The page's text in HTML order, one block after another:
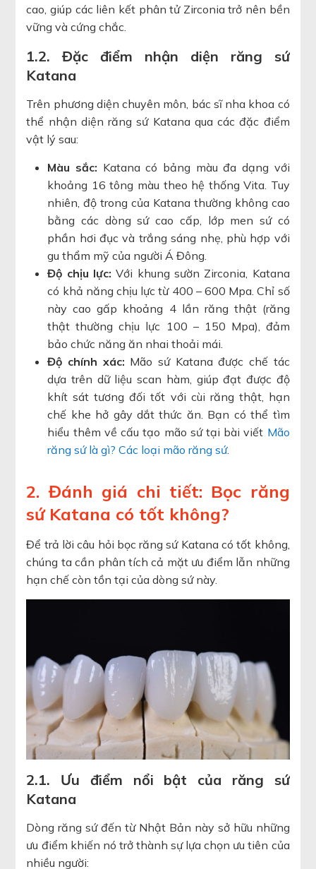
cao, giúp các liên kết phân tử Zirconia trở nên bền
vững và cứng chắc.
1.2. Đặc điểm nhận diện răng sứ
Katana
Trên phương diện chuyên môn, bác sĩ nha khoa có
thể nhận diện răng sứ Katana qua các đặc điểm
vật lý sau:
Màu sắc: Katana có bảng màu đa dạng với
khoảng 16 tông màu theo hệ thống Vita. Tuy
nhiên, độ trong của Katana thường không cao
bằng các dòng sứ cao cấp, lớp men sứ có
phần hơi đục và trắng sáng nhẹ, phù hợp với
gu thẩm mỹ của người Á Đông.
Độ chịu lực: Với khung sườn Zirconia, Katana
có khả năng chịu lực từ 400 – 600 Mpa. Chỉ số
này cao gấp khoảng 4 lần răng thật (răng
thật thường chịu lực 100 – 150 Mpa), đảm
bảo chức năng ăn nhai thoải mái.
Độ chính xác: Mão sứ Katana được chế tác
dựa trên dữ liệu scan hàm, giúp đạt được độ
khít sát tương đối tốt với cùi răng thật, hạn
chế khe hở gây dắt thức ăn. Bạn có thể tìm
hiểu thêm về cấu tạo mão sứ tại bài viết Mão
răng sứ là gì? Các loại mão răng sứ.
2. Đánh giá chi tiết: Bọc răng
sứ Katana có tốt không?
Để trả lời câu hỏi bọc răng sứ Katana có tốt không,
chúng ta cần phân tích cả mặt ưu điểm lẫn những
hạn chế còn tồn tại của dòng sứ này.
2.1. Ưu điểm nổi bật của răng sứ
Katana
Dòng răng sứ đến từ Nhật Bản này sở hữu những
ưu điểm khiến nó trở thành sự lựa chọn ưu tiên của
nhiều người: